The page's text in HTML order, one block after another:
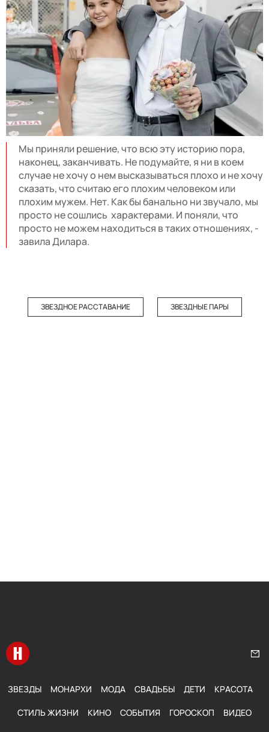
Мы приняли решение, что всю эту историю пора,
наконец, заканчивать. Не подумайте, я ни в коем
случае не хочу о нем высказываться плохо и не хочу
сказать, что считаю его плохим человеком или
плохим мужем. Нет. Как бы банально ни звучало, мы
просто не сошлись характерами. И поняли, что
просто не можем находиться в таких отношениях, -
завила Дилара.
ЗВЕЗДНОЕ РАССТАВАНИЕ ЗВЕЗДНЫЕ ПАРЫ
Перейти на главную
ЗВЕЗДЫ МОНАРХИ МОДА СВАДЬБЫ ДЕТИ КРАСОТА
СТИЛЬ ЖИЗНИ КИНО СОБЫТИЯ ГОРОСКОП ВИДЕО